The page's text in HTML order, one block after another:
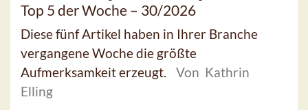
Top 5 der Woche – 30/2026
Diese fünf Artikel haben in Ihrer Branche
vergangene Woche die größte
Aufmerksamkeit erzeugt.
Von Kathrin
Elling